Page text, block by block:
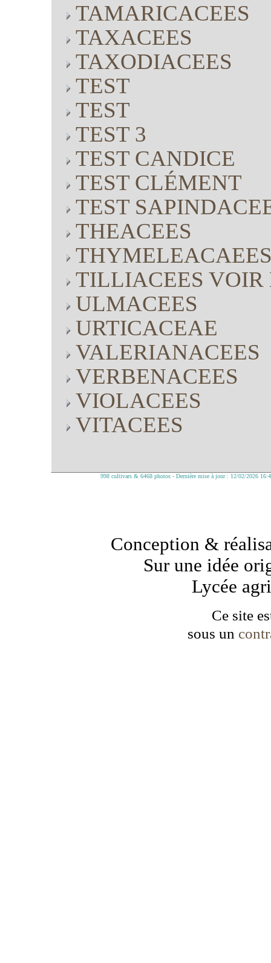
TAMARICACEES
TAXACEES
TAXODIACEES
TEST
TEST
TEST 3
TEST CANDICE
TEST CLÉMENT
TEST
THEACEES
TILLIACEES VOIR
ULMACEES
URTICACEAE
VALERIANACEES
VERBENACEES
VIOLACEES
VITACEES
998 cultivars & 6468 photos - Dernière mise à jour : 12/02/2026
Conception &
Sur une idée
Lycée
Ce site
sous un